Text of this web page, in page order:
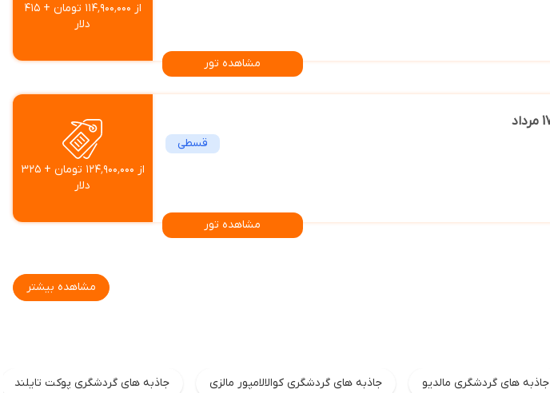
مشاهده تور
از ۱۱۴٬۹۰۰٬۰۰۰ تومان + ۴۱۵
دلار
قسطی
مشاهده تور
از ۱۲۴٬۹۰۰٬۰۰۰ تومان + ۳۲۵
دلار
مشاهده بیشتر
جاذبه های گردشگری مالدیو جاذبه های گردشگری کوالالامپور مالزی جاذبه های گردشگری پوکت تایلند